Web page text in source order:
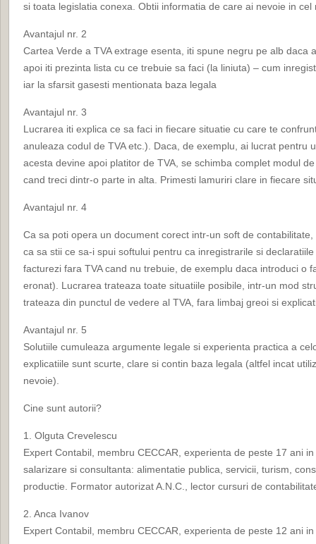
si toata legislatia conexa. Obtii informatia de care ai nevoie in cel
Avantajul nr. 2
Cartea Verde a TVA extrage esenta, iti spune negru pe alb daca
apoi iti prezinta lista cu ce trebuie sa faci (la liniuta) – cum
iar la sfarsit gasesti mentionata baza legala
Avantajul nr. 3
Lucrarea iti explica ce sa faci in fiecare situatie cu care te
anuleaza codul de TVA etc.). Daca, de exemplu, ai lucrat pentru
acesta devine apoi platitor de TVA, se schimba complet modul
cand treci dintr-o parte in alta. Primesti lamuriri clare in fiecare
Avantajul nr. 4
Ca sa poti opera un document corect intr-un soft de
ca sa stii ce sa-i spui softului pentru ca inregistrarile si
facturezi fara TVA cand nu trebuie, de exemplu daca introduci o
eronat). Lucrarea trateaza toate situatiile posibile, intr-un mod
trateaza din punctul de vedere al TVA, fara limbaj greoi si
Avantajul nr. 5
Solutiile cumuleaza argumente legale si experienta practica a
explicatiile sunt scurte, clare si contin baza legala (altfel incat
nevoie).
Cine sunt autorii?
1. Olguta Crevelescu
Expert Contabil, membru CECCAR, experienta de peste 17 ani
salarizare si consultanta: alimentatie publica, servicii, turism,
productie. Formator autorizat A.N.C., lector cursuri de
2. Anca Ivanov
Expert Contabil, membru CECCAR, experienta de peste 12 ani